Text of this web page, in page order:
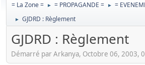
= La Zone = ► = PROPAGANDE = ► =
► GJDRD : Règlement
GJDRD : Règlement
Démarré par Arkanya, Octobre 06, 2003,